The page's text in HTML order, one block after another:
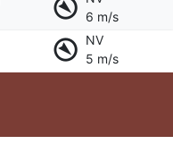
6 m/s
NV
5 m/s